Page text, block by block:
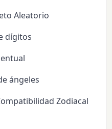
Aleatorio
dígitos
ángeles
Zodiacal